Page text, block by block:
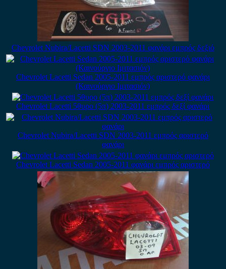
Chevrolet Nubira/Lacetti SDN 2003-2011 φανάρι εμπρός δεξιό
Chevrolet Lacetti Sedan 2005-2011 εμπρός αριστερό φανάρι
(Καινούργιο Ιμιτασιόν)
Chevrolet Lacetti 5θυρο (5π) 2003-2011 εμπρός δεξί φανάρι
Chevrolet Nubira/Lacetti SDN 2003-2011 εμπρός αριστερό
φανάρι
Chevrolet Lacetti Sedan 2005-2011 φανάρι εμπρός αριστερό